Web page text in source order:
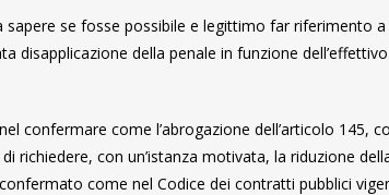
se fosse possibile e legittimo far riferimento a
disapplicazione della penale in funzione
confermare come l’abrogazione dell’articolo 145,
richiedere, con un’istanza motivata, la riduzione
come nel Codice dei contratti pubblici